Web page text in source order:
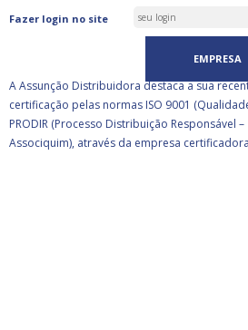
Fazer login no site
EMPRESA
ASSUNÇÃO DISTRIBUIDORA É
CERTIFICADA PELA BSI
A Assunção Distribuidora destaca a sua
certificação pelas normas ISO 9001
PRODIR (Processo Distribuição Responsável –
Associquim), através da empresa certificadora